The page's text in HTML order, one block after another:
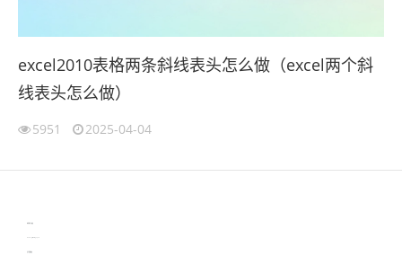
excel2010表格两条斜线表头怎么做（excel两个斜
线表头怎么做）
5951 2025-04-04